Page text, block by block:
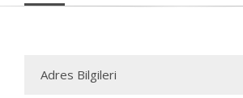
Adres Bilgileri